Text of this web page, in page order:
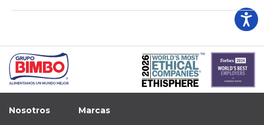
Nosotros Marcas